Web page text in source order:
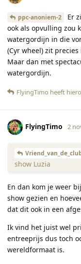
ppc-anoniem-2
Er
ook als opvulling zou
watergordijn in die
(Cyr wheel) zit
Maar dan met
watergordijn.
FlyingTimo heeft
FlyingTimo 2
show Luzia
En dan kom je weer
show gezien en
dat dit ook in een
Ik vind het juist wel
entreeprijs dus toch
wereldformaat is.